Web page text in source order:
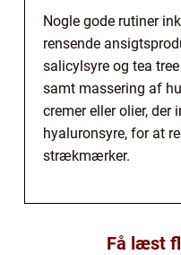
Nogle gode rutiner
rensende
salicylsyre og tea
samt massering af
cremer eller olier, der
hyaluronsyre, for at
strækmærker.
Få læst